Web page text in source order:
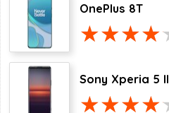
OnePlus 8T
Sony Xperia 5 II